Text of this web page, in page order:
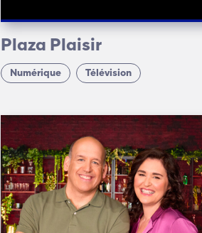
Plaza Plaisir
Numérique Télévision